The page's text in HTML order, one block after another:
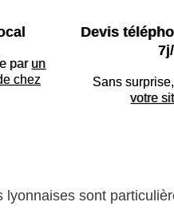
par un
chez
Devis
Sans
votre
sont